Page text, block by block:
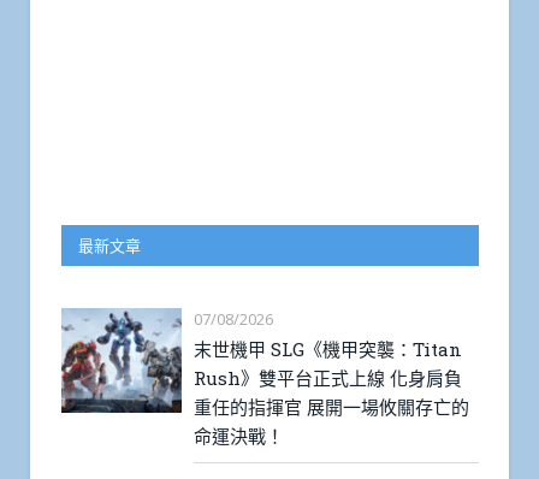
最新文章
07/08/2026
末世機甲 SLG《機甲突襲：Titan
Rush》雙平台正式上線 化身肩負
重任的指揮官 展開一場攸關存亡的
命運決戰！